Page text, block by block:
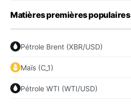
Matières premières populaires
Pétrole Brent (XBR/USD)
Maïs (C_1)
Pétrole WTI (WTI/USD)